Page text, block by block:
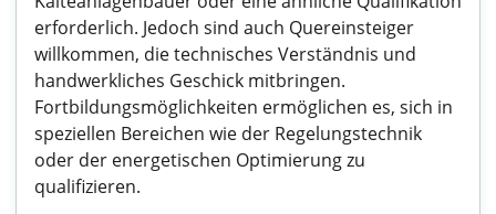
erforderlich. Jedoch sind auch Quereinsteiger
willkommen, die technisches Verständnis und
handwerkliches Geschick mitbringen.
Fortbildungsmöglichkeiten ermöglichen es, sich in
speziellen Bereichen wie der Regelungstechnik
oder der energetischen Optimierung zu
qualifizieren.